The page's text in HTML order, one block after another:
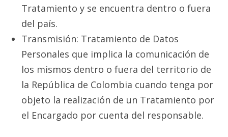
Tratamiento y se encuentra dentro o fuera
del país.
Transmisión: Tratamiento de Datos
Personales que implica la comunicación de
los mismos dentro o fuera del territorio de
la República de Colombia cuando tenga por
objeto la realización de un Tratamiento por
el Encargado por cuenta del responsable.